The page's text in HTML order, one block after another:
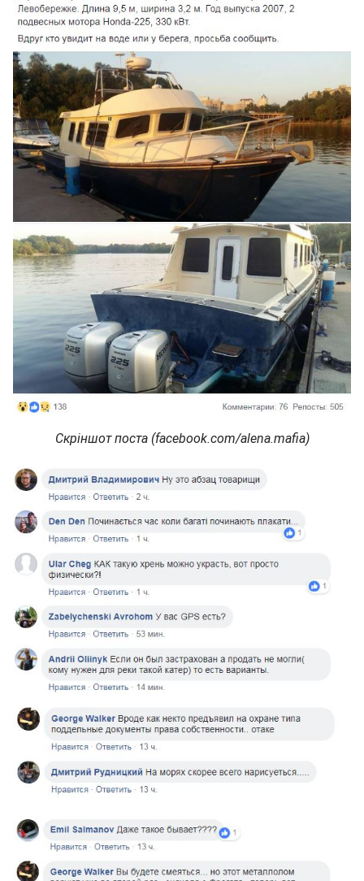
Скріншот поста (facebook.com/alena.mafia)